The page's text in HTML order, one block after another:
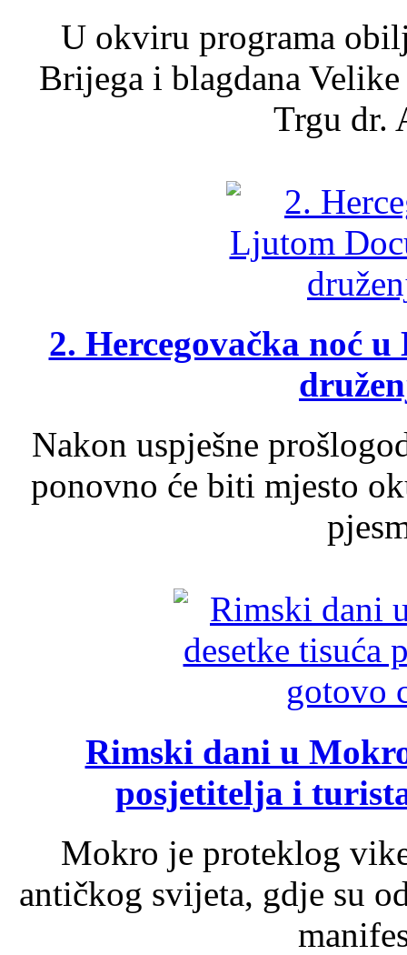
U okviru programa
Brijega i blagdana
Trgu dr.
2. Hercegovačka noć
Nakon uspješne
ponovno će biti mjesto
Rimski dani u
posjetitelja i
Mokro je proteklog
antičkog svijeta, gdje su